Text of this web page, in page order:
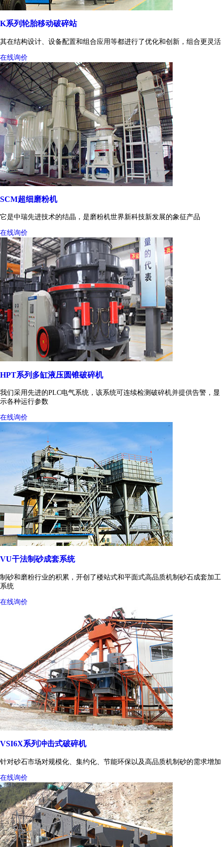
K系列轮胎移动破碎站
其在结构设计、设备配置和组合应用等都进行了优化和创新，组合更灵活
在线询价
SCM超细磨粉机
它是中瑞先进技术的结晶，是磨粉机世界新科技新发展的象征产品
在线询价
HPT系列多缸液压圆锥破碎机
我们采用先进的PLC电气系统，该系统可连续检测破碎机并提供告警，显
示各种运行参数
在线询价
VU干法制砂成套系统
制砂和磨粉行业的积累，开创了楼站式和平面式高品质机制砂石成套加工
系统
在线询价
VSI6X系列冲击式破碎机
针对砂石市场对规模化、集约化、节能环保以及高品质机制砂的需求增加
在线询价